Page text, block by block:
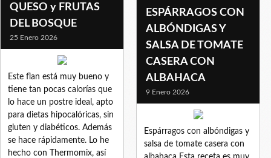
QUESO y FRUTAS
DEL BOSQUE
25 Enero 2026
Este flan está muy bueno y
tiene tan pocas calorías que
lo hace un postre ideal, apto
para dietas hipocalóricas, sin
gluten y diabéticos. Además
se hace rápidamente. Lo he
hecho con Thermomix, así
ESPÁRRAGOS CON
ALBÓNDIGAS Y
SALSA DE TOMATE
CASERA CON
ALBAHACA
9 Enero 2026
Espárragos con albóndigas y
salsa de tomate casera con